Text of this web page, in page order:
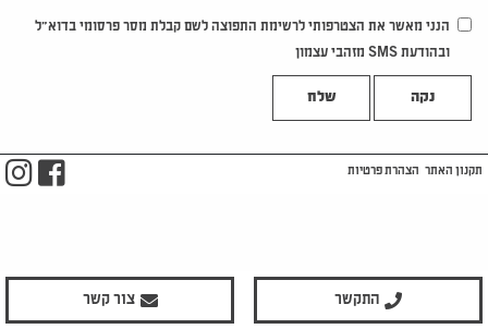
הנני מאשר את הצטרפותי לרשימת התפוצה לשם קבלת מסר פרסומי בדוא"ל
ובהודעת SMS מזהבי עצמון
נקה
התקשר צור קשר
תקנון האתר הצהרת פרטיות